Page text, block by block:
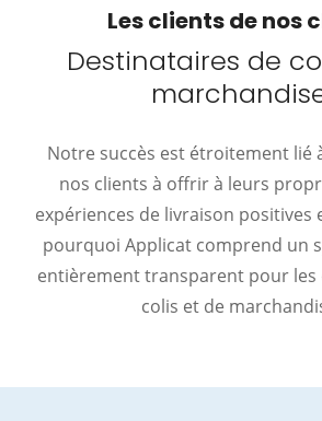
Les clients de nos
Destinataires de
Notre succès est étroitement lié
nos clients à offrir à leurs
expériences de livraison positives
pourquoi Applicat comprend un
entièrement transparent pour les
colis et de